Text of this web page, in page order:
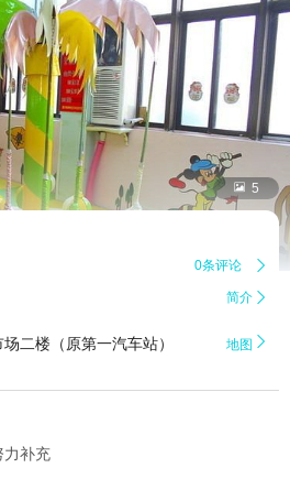
 5
0条评论 
简介 
二楼（原第一汽车站） 地图 
力补充